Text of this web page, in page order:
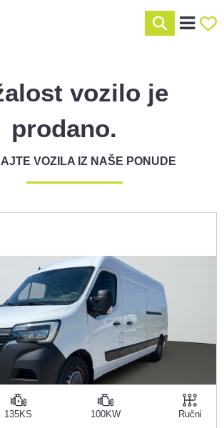
vozilo je
prodano.
VOZILA IZ NAŠE PONUDE
135KS 100KW Ručni